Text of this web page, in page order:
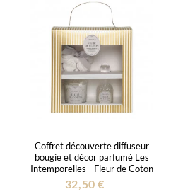
Coffret découverte diffuseur
bougie et décor parfumé Les
Intemporelles - Fleur de Coton
32,50 €